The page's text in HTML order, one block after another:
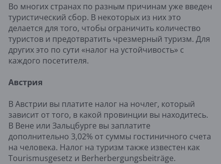
Во многих странах по разным причинам уже введен
туристический сбор. В некоторых из них это
делается для того, чтобы ограничить количество
туристов и предотвратить чрезмерный туризм. Для
других это по сути «налог на устойчивость» с
каждого посетителя.
Австрия
В Австрии вы платите налог на ночлег, который
зависит от того, в какой провинции вы находитесь.
В Вене или Зальцбурге вы заплатите
дополнительно 3,02% от суммы гостиничного счета
на человека. Налог на туризм также известен как
Tourismusgesetz и Berherbergungsbeiträge.